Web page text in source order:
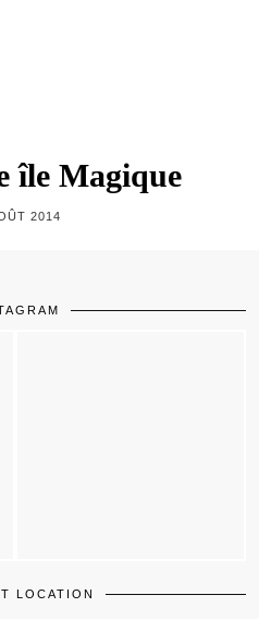
île Magique
2014
LOCATION